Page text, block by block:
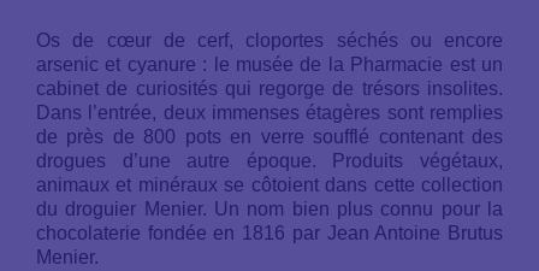
Os de cœur de cerf, cloportes séchés ou encore
arsenic et cyanure : le musée de la Pharmacie est un
cabinet de curiosités qui regorge de trésors insolites.
Dans l’entrée, deux immenses étagères sont remplies
de près de 800 pots en verre soufflé contenant des
drogues d’une autre époque. Produits végétaux,
animaux et minéraux se côtoient dans cette collection
du droguier Menier. Un nom bien plus connu pour la
chocolaterie fondée en 1816 par Jean Antoine Brutus
Menier.